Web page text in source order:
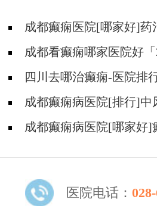
成都癫痫医院[哪家好]药
好?成都看癫痫哪家医院好
冬后癫痫病人应多注意什么?
四川去哪治癫痫-医院排
哪儿能有效治疗癫痫?
成都癫痫病医院[排行]中
吗
成都癫痫病医院[哪家好]
医院电话：